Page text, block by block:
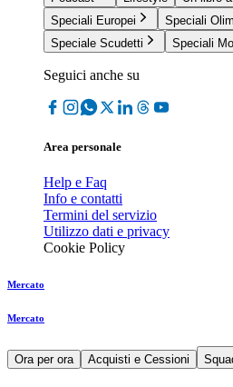
Speciali Europei
Speciali
Speciale Scudetti
Speciali
Seguici anche su
Area personale
Help e Faq
Info e contatti
Termini del servizio
Utilizzo dati e privacy
Cookie Policy
Mercato
Mercato
Ora per ora Acquisti e Cessioni